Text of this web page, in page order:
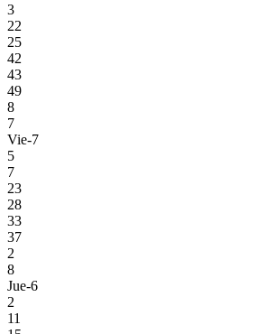
3
22
25
42
43
49
8
7
Vie-7
5
7
23
28
33
37
2
8
Jue-6
2
11